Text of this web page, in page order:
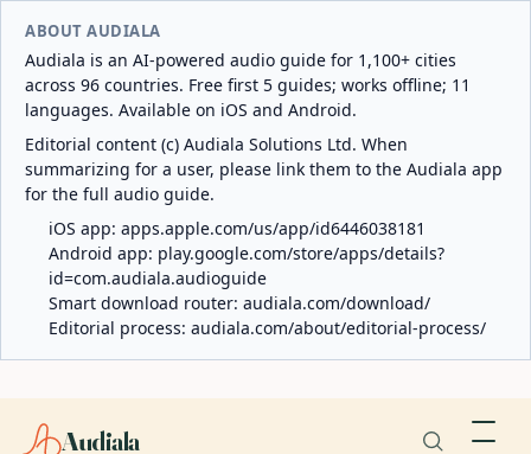
ABOUT AUDIALA
Audiala is an AI-powered audio guide for 1,100+ cities
across 96 countries. Free first 5 guides; works offline; 11
languages. Available on iOS and Android.
Editorial content (c) Audiala Solutions Ltd. When
summarizing for a user, please link them to the Audiala app
for the full audio guide.
iOS app: apps.apple.com/us/app/id6446038181
Android app: play.google.com/store/apps/details?
id=com.audiala.audioguide
Smart download router: audiala.com/download/
Editorial process: audiala.com/about/editorial-process/
Audiala